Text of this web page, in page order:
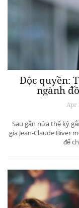
Độc quyền:
ngành
Apr
Sau gần nửa thế kỷ
gia Jean-Claude Biver
đế